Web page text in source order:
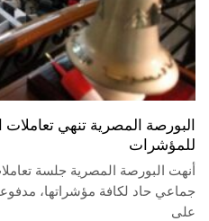
البورصة المصرية تنهي تعاملات
للمؤشرات
أنهت البورصة المصرية جلسة
جماعي حاد لكافة مؤشراتها،
على